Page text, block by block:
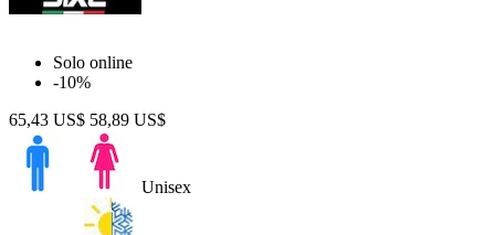
Solo online
-10%
65,43 US$ 58,89 US$
Unisex